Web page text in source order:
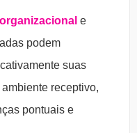
e
podem
suas
receptivo,
pontuais e